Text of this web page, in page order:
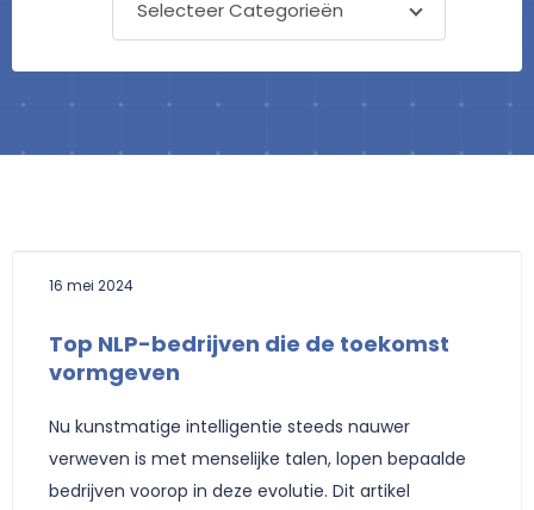
Selecteer Categorieën
Top NLP-bedrijven die de toekomst
vormgeven
Nu kunstmatige intelligentie steeds nauwer
verweven is met menselijke talen, lopen bepaalde
bedrijven voorop in deze evolutie. Dit artikel
16 mei 2024